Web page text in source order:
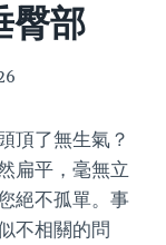
臀部
頂了無生氣？
扁平，毫無立
絕不孤單。事
不相關的問